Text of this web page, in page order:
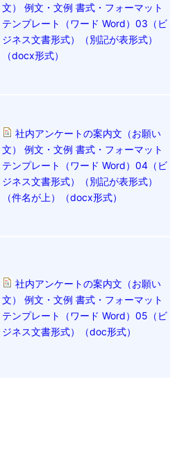
文） 例文・文例 書式・フォーマット
テンプレート（ワード Word）03（ビ
ジネス文書形式）（別記が表形式）
（docx形式）
社内アンケートの案内文（お願い
文） 例文・文例 書式・フォーマット
テンプレート（ワード Word）04（ビ
ジネス文書形式）（別記が表形式）
（件名が上）（docx形式）
社内アンケートの案内文（お願い
文） 例文・文例 書式・フォーマット
テンプレート（ワード Word）05（ビ
ジネス文書形式）（doc形式）